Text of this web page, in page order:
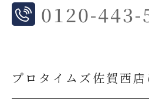
0120-443-
プロタイムズ佐賀西